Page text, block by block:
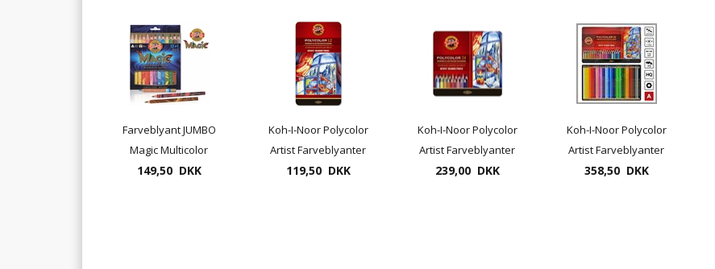
Farveblyant JUMBO
Magic Multicolor
farveblyant 12+1
149,50 DKK
Koh-I-Noor Polycolor
Artist Farveblyanter
12 pr. æske
119,50 DKK
Koh-I-Noor Polycolor
Artist Farveblyanter
24 pr. æske
239,00 DKK
Koh-I-Noor Polycolor
Artist Farveblyanter
36 pr. æske
358,50 DKK